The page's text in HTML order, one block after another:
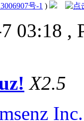
号-1 )
03:18 ,
X2.5
Inc.